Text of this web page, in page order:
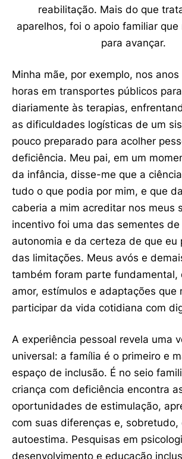
reabilitação. Mais do que
aparelhos, foi o apoio familiar
para avançar.
Minha mãe, por exemplo, nos
horas em transportes públicos
diariamente às terapias,
as dificuldades logísticas de um
pouco preparado para acolher
deficiência. Meu pai, em um
da infância, disse-me que a
tudo o que podia por mim, e que
caberia a mim acreditar nos meus
incentivo foi uma das sementes de
autonomia e da certeza de que eu
das limitações. Meus avós e
também foram parte fundamental,
amor, estímulos e adaptações que
participar da vida cotidiana com
A experiência pessoal revela uma
universal: a família é o primeiro e
espaço de inclusão. É no seio
criança com deficiência encontra
oportunidades de estimulação,
com suas diferenças e, sobretudo,
autoestima. Pesquisas em
desenvolvimento e educação